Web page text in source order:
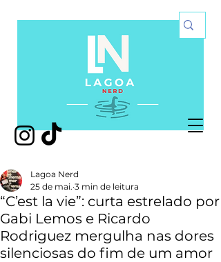
“C’est la vie”: curta estrelado por
Gabi Lemos e Ricardo
Rodriguez mergulha nas dores
silenciosas do fim de um amor
Lagoa Nerd
25 de mai. 3 min de leitura